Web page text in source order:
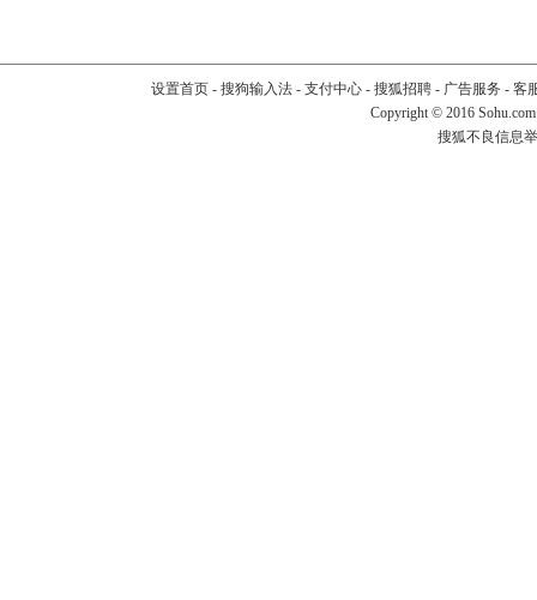
设置首页- 搜狗输入法- 支付中心- 搜狐招聘- 广告服务 - 客
Copyright © 2016
搜狐不良信息